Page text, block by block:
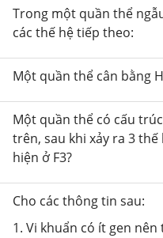
Trong một quần thể
các thế hệ tiếp theo:
Một quần thể cân bằng
Một quần thể có cấu trúc
trên, sau khi xảy ra 3
hiện ở F3?
Cho các thông tin sau:
1. Vi khuẩn có ít gen